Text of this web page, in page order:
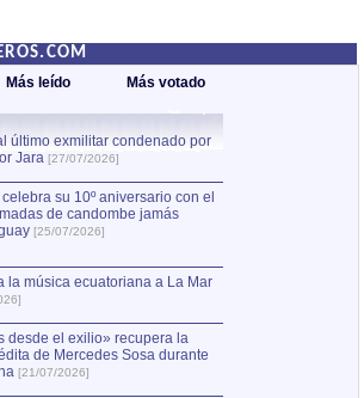
Más leído Más votado
último exmilitar condenado por
Jara [27/07/2026]
su 10º aniversario con el
de candombe jamás
[25/07/2026]
la música ecuatoriana a La Mar
desde el exilio» recupera la
de Mercedes Sosa durante
[21/07/2026]